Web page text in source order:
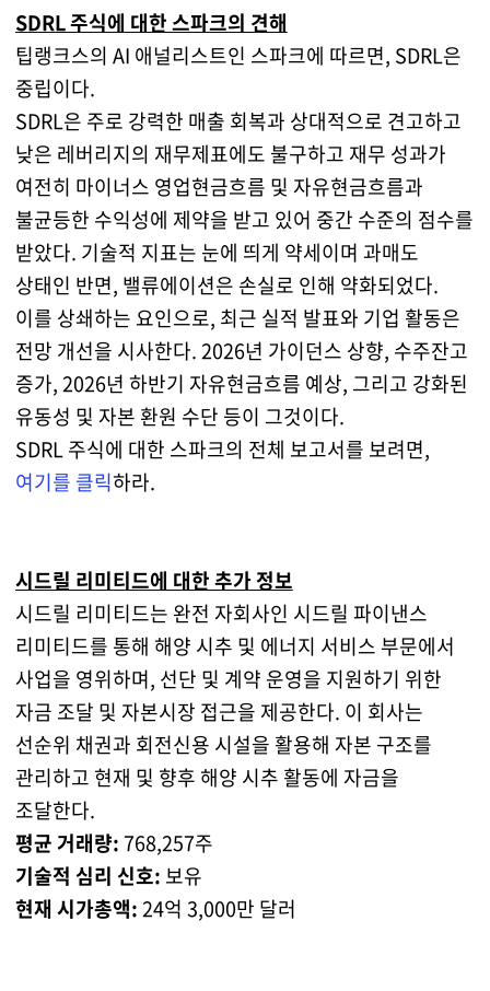
SDRL 주식에 대한 스파크의 견해
팁랭크스의 AI 애널리스트인 스파크에 따르면, SDRL은
중립이다.
SDRL은 주로 강력한 매출 회복과 상대적으로 견고하고
낮은 레버리지의 재무제표에도 불구하고 재무 성과가
여전히 마이너스 영업현금흐름 및 자유현금흐름과
불균등한 수익성에 제약을 받고 있어 중간 수준의 점수를
받았다. 기술적 지표는 눈에 띄게 약세이며 과매도
상태인 반면, 밸류에이션은 손실로 인해 약화되었다.
이를 상쇄하는 요인으로, 최근 실적 발표와 기업 활동은
전망 개선을 시사한다. 2026년 가이던스 상향, 수주잔고
증가, 2026년 하반기 자유현금흐름 예상, 그리고 강화된
유동성 및 자본 환원 수단 등이 그것이다.
SDRL 주식에 대한 스파크의 전체 보고서를 보려면,
여기를 클릭하라.
시드릴 리미티드에 대한 추가 정보
시드릴 리미티드는 완전 자회사인 시드릴 파이낸스
리미티드를 통해 해양 시추 및 에너지 서비스 부문에서
사업을 영위하며, 선단 및 계약 운영을 지원하기 위한
자금 조달 및 자본시장 접근을 제공한다. 이 회사는
선순위 채권과 회전신용 시설을 활용해 자본 구조를
관리하고 현재 및 향후 해양 시추 활동에 자금을
조달한다.
평균 거래량:768,257주
기술적 심리 신호: 보유
현재 시가총액:24억 3,000만 달러